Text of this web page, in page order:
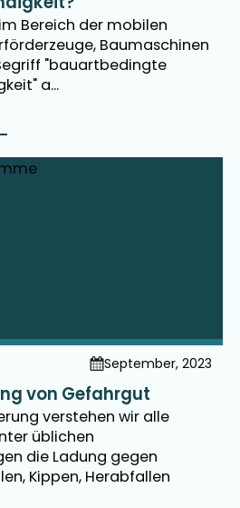
Bereich der mobilen
Baumaschinen
"bauartbedingte
a...
September, 2023
von Gefahrgut
verstehen wir alle
üblichen
die Ladung gegen
Kippen, Herabfallen